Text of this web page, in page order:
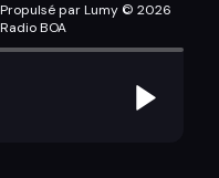
Propulsé par Lumy © 2026
Radio BOA